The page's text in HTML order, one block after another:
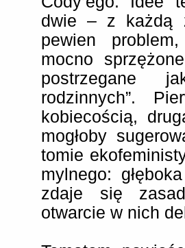
dwie – z każdą
pewien
mocno
postrzegane
rodzinnych”.
kobiecością,
mogłoby
tomie
mylnego:
zdaje się
otwarcie w nich